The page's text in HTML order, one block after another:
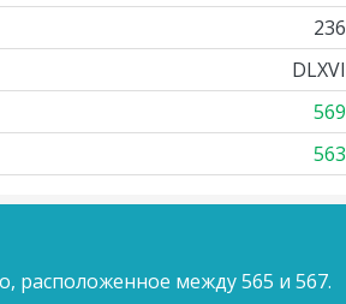
236
DLXVI
569
563
расположенное между 565 и 567.